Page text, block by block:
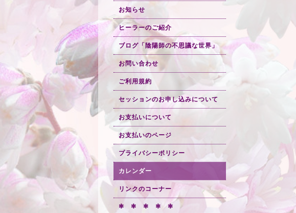
お知らせ
ヒーラーのご紹介
ブログ「陰陽師の不思議な世界」
お問い合わせ
ご利用規約
セッションのお申し込みについて
お支払いについて
お支払いのページ
プライバシーポリシー
カレンダー
リンクのコーナー
✻ ✻ ✻ ✻ ✻